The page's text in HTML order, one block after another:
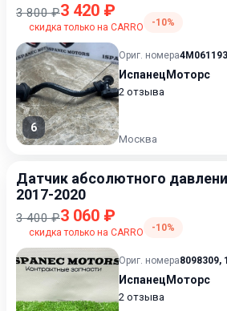
3 800 ₽3 420 ₽
скидка только на CARRO -10%
6
Ориг. номера
ИспанецМоторс
2 отзыва
Москва
Датчик абсолютного
2017-2020
3 400 ₽3 060 ₽
скидка только на CARRO -10%
Ориг. номера8098309,
ИспанецМоторс
2 отзыва